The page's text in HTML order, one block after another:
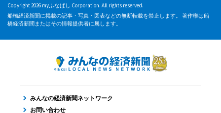
Copyright 2026 myふなばし Corporation. All rights reserved.
船橋経済新聞に掲載の記事・写真・図表などの無断転載を禁止します。 著作権は船
橋経済新聞またはその情報提供者に属します。
みんなの経済新聞ネットワーク
お問い合わせ